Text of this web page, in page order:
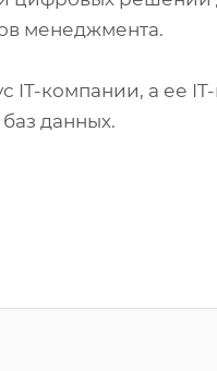
менеджмента.
IT-компании, а ее
данных.